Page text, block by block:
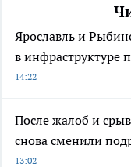
Ярославль и
в инфраструктуре
14:22
После жалоб и
снова сменили
13:02